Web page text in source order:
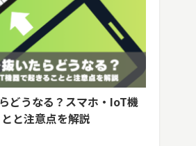
どうなる？スマホ・IoT機
と注意点を解説